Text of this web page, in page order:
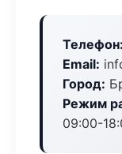
Телефон:
Email:
Город:
Режим
09:00-